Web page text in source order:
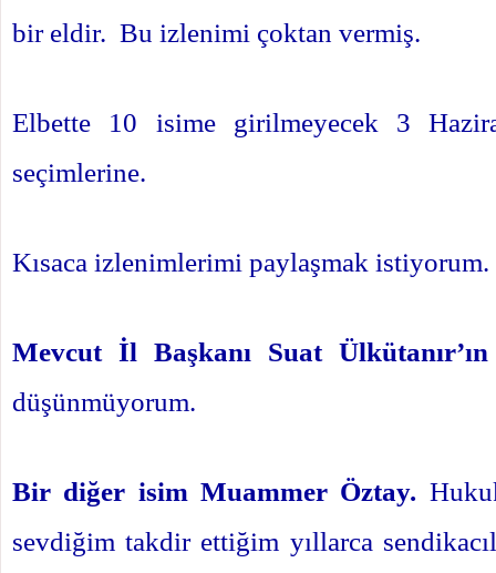
bir eldir. Bu izlenimi çoktan vermiş.
Elbette 10 isime girilmeyecek 3
seçimlerine.
Kısaca izlenimlerimi paylaşmak istiyorum.
Mevcut İl Başkanı Suat Ülkütanır’ın
düşünmüyorum.
Bir diğer isim Muammer Öztay.
sevdiğim takdir ettiğim yıllarca